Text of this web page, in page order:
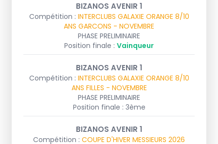
BIZANOS AVENIR 1
Compétition : INTERCLUBS GALAXIE ORANGE 8/10
ANS GARCONS - NOVEMBRE
PHASE PRELIMINAIRE
Position finale : Vainqueur
BIZANOS AVENIR 1
Compétition : INTERCLUBS GALAXIE ORANGE 8/10
ANS FILLES - NOVEMBRE
PHASE PRELIMINAIRE
Position finale : 3ème
BIZANOS AVENIR 1
Compétition : COUPE D'HIVER MESSIEURS 2026